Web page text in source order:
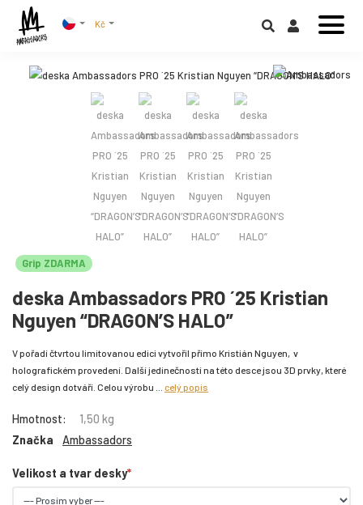
Kč
Grip ZDARMA
deska Ambassadors PRO ´25 Kristian
Nguyen “DRAGON’S HALO”
V pořadí čtvrtou limitovanou edici vytvořil přímo Kristián Nguyen, v
holografickém provedení. Další jedinečností na této desce jsou 3D prvky, které
celý design dotváří. Celou výrobu ... celý popis
Hmotnost:
1,50 kg
Značka
Ambassadors
Velikost a tvar desky